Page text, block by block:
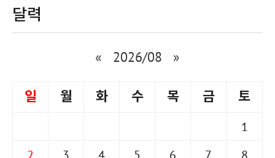
달력
« 2026/08 »
일 월 화 수 목 금 토
1
2
3 4 5 6 7 8